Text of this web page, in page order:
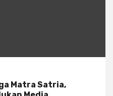
Matra Satria,